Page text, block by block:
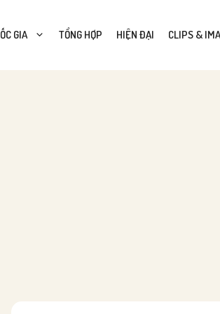
GIA TỔNG HỢP HIỆN ĐẠI CLIPS &